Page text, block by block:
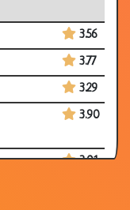
3.56
3.77
3.29
3.90
3.01